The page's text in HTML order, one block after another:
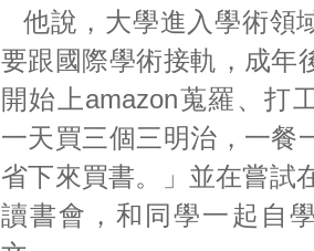
他說，大學進入學術領
要跟國際學術接軌，成年
開始上amazon蒐羅、打
一天買三個三明治，一餐
省下來買書。」並在嘗試
讀書會，和同學一起自